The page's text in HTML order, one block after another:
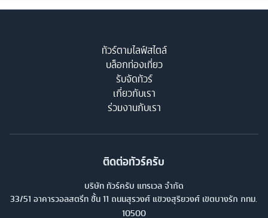
ทัวร์ตามไลฟ์สไตล์
บล็อกท่องเที่ยว
รับจัดทัวร์
เกี่ยวกับเรา
ร่วมงานกับเรา
ติดต่อทัวร์ครับ
บริษัท ทัวร์ครับ แทรเวล จำกัด
33/51 อาคารวอลสตรีท ชั้น 11 ถนนสุรวงศ์ แขวงสุริยวงศ์ เขตบางรัก กทม.
10500